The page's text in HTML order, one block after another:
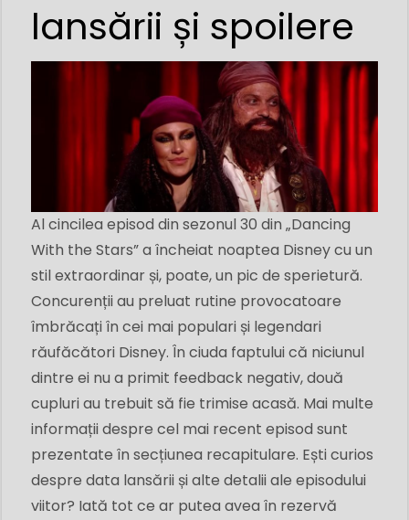
lansării și spoilere
Al cincilea episod din sezonul 30 din „Dancing
With the Stars” a încheiat noaptea Disney cu un
stil extraordinar și, poate, un pic de sperietură.
Concurenții au preluat rutine provocatoare
îmbrăcați în cei mai populari și legendari
răufăcători Disney. În ciuda faptului că niciunul
dintre ei nu a primit feedback negativ, două
cupluri au trebuit să fie trimise acasă. Mai multe
informații despre cel mai recent episod sunt
prezentate în secțiunea recapitulare. Ești curios
despre data lansării și alte detalii ale episodului
viitor? Iată tot ce ar putea avea în rezervă